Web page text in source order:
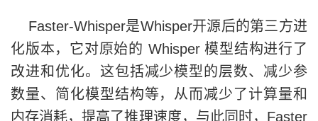
Faster-Whisper是Whisper开源后的第三方进
化版本，它对原始的 Whisper 模型结构进行了
改进和优化。这包括减少模型的层数、减少参
数量、简化模型结构等，从而减少了计算量和
内存消耗，提高了推理速度，与此同时，Faster